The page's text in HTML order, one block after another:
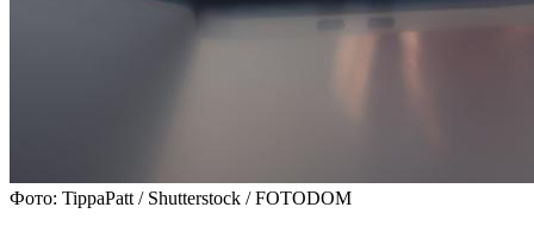
Фото: TippaPatt / Shutterstock / FOTODOM